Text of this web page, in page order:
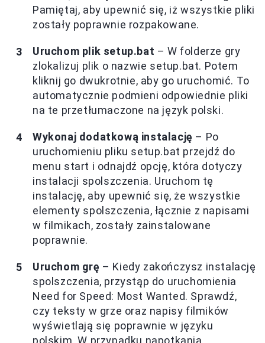
Pamiętaj, aby upewnić się, iż wszystkie pliki
zostały poprawnie rozpakowane.
Uruchom plik setup.bat – W folderze gry
zlokalizuj plik o nazwie setup.bat. Potem
kliknij go dwukrotnie, aby go uruchomić. To
automatycznie podmieni odpowiednie pliki
na te przetłumaczone na język polski.
Wykonaj dodatkową instalację – Po
uruchomieniu pliku setup.bat przejdź do
menu start i odnajdź opcję, która dotyczy
instalacji spolszczenia. Uruchom tę
instalację, aby upewnić się, że wszystkie
elementy spolszczenia, łącznie z napisami
w filmikach, zostały zainstalowane
poprawnie.
Uruchom grę – Kiedy zakończysz instalację
spolszczenia, przystąp do uruchomienia
Need for Speed: Most Wanted. Sprawdź,
czy teksty w grze oraz napisy filmików
wyświetlają się poprawnie w języku
polskim. W przypadku napotkania